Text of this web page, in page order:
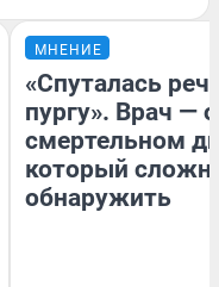
МНЕНИЕ
«Спуталась
пургу». Врач — о
смертельном
который
обнаружить